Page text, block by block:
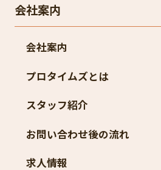
会社案内
会社案内
プロタイムズとは
スタッフ紹介
お問い合わせ後の流れ
求人情報